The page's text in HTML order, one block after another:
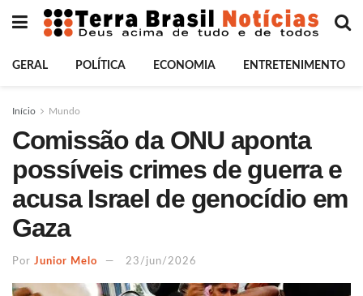
GERAL POLÍTICA ECONOMIA ENTRETENIMENTO
Início Mundo
Comissão da ONU aponta
possíveis crimes de guerra e
acusa Israel de genocídio em
Gaza
Por Junior Melo 23/jun/2026